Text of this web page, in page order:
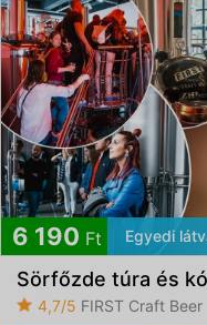
6 190 Ft Egyedi
Sörfőzde túra és
4,7/5 FIRST Craft Beer